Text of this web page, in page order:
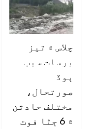
چلاس ۾ تيز
برسات سبب
ٻوڏ
صورتحال،
مختلف حادثن
۾ 6 ڄڻا فوت